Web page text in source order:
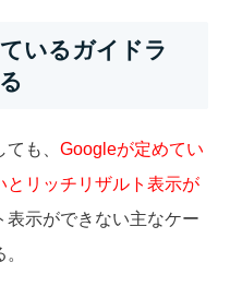
いるガイドラ
も、 Googleが定めてい
とリッチリザルト表示が
表示ができない主なケー